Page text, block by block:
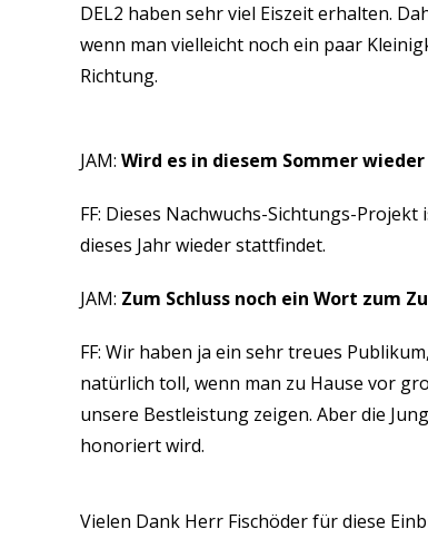
DEL2 haben sehr viel Eiszeit erhalten.
wenn man vielleicht noch ein paar
Richtung.
JAM: Wird es in diesem Sommer
FF: Dieses Nachwuchs-Sichtungs-
dieses Jahr wieder stattfindet.
JAM: Zum Schluss noch ein Wort zum
FF: Wir haben ja ein sehr treues
natürlich toll, wenn man zu Hause vor
unsere Bestleistung zeigen. Aber die
honoriert wird.
Vielen Dank Herr Fischöder für diese